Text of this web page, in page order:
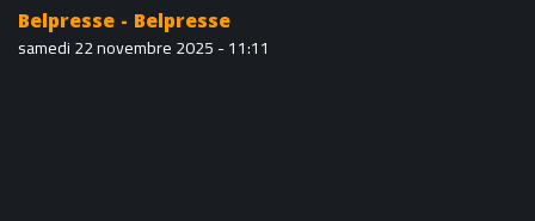
Belpresse - Belpresse
samedi 22 novembre 2025 - 11:11